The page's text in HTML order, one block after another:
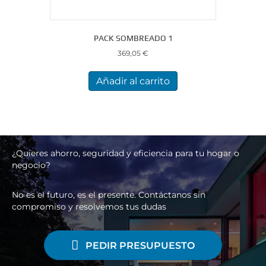
PACK SOMBREADO 1
369,05 €
Añadir al carrito
¿Quieres ahorro, seguridad y eficiencia para tu hogar o
negocio?
No es el futuro, es el presente. Contáctanos sin
compromiso y resolvemos tus dudas
PEDIR PRESUPUESTO